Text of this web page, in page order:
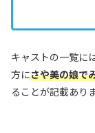
キャストの一覧に
方にさや美の娘で
ることが記載あり